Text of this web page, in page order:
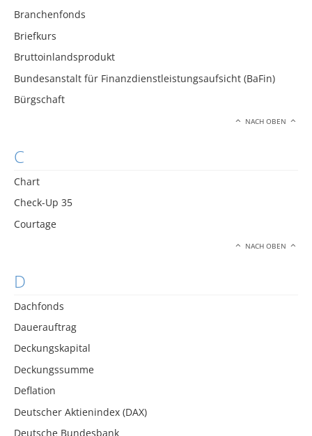
Branchenfonds
Briefkurs
Bruttoinlandsprodukt
Bundesanstalt für Finanzdienstleistungsaufsicht (BaFin)
Bürgschaft
NACH OBEN
C
Chart
Check-Up 35
Courtage
NACH OBEN
D
Dachfonds
Dauerauftrag
Deckungskapital
Deckungssumme
Deflation
Deutscher Aktienindex (DAX)
Deutsche Bundesbank